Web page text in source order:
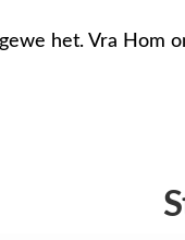
het. Vra Hom